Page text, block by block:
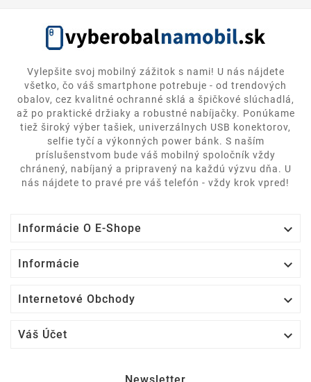
Vylepšite svoj mobilný zážitok s nami! U nás nájdete
všetko, čo váš smartphone potrebuje - od trendových
obalov, cez kvalitné ochranné sklá a špičkové slúchadlá,
až po praktické držiaky a robustné nabíjačky. Ponúkame
tiež široký výber tašiek, univerzálnych USB konektorov,
selfie tyčí a výkonných power bánk. S naším
príslušenstvom bude váš mobilný spoločník vždy
chránený, nabíjaný a pripravený na každú výzvu dňa. U
nás nájdete to pravé pre váš telefón - vždy krok vpred!
Informácie O E-Shope 
Informácie 
Internetové Obchody 
Váš Účet 